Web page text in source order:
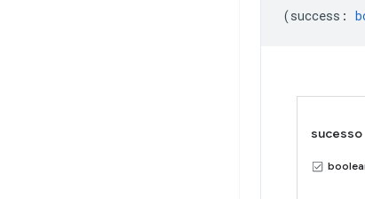
(success :
sucesso